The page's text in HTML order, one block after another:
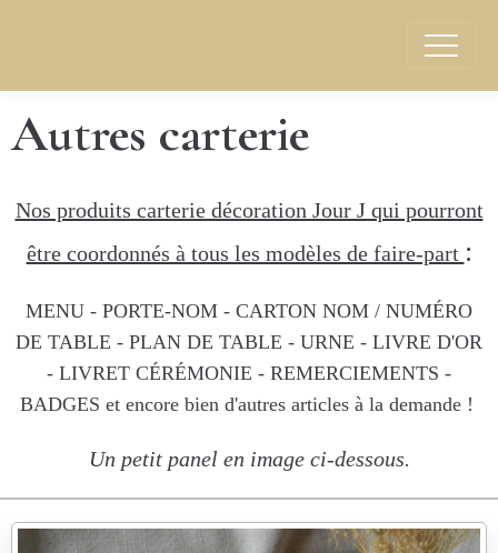
Autres carterie
Nos produits carterie décoration Jour J qui pourront
être coordonnés à tous les modèles de faire-part :
MENU - PORTE-NOM - CARTON NOM / NUMÉRO
DE TABLE - PLAN DE TABLE - URNE - LIVRE D'OR
- LIVRET CÉRÉMONIE - REMERCIEMENTS -
BADGES et encore bien d'autres articles à la demande !
Un petit panel en image ci-dessous.